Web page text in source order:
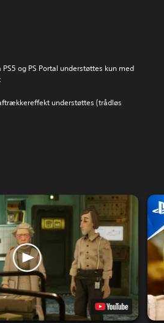
og PS Portal understøttes kun med
understøttes (trådløs